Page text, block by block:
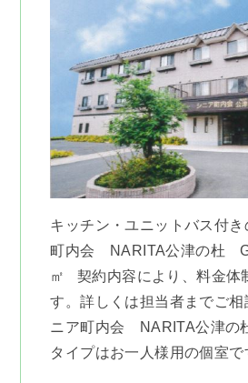
キッチン・ユニットバス付き
町内会 NARITA公津の杜
㎡ 契約内容により、料金体
す。詳しくは担当者までご
ニア町内会 NARITA公津の
タイプはお一人様用の個室で